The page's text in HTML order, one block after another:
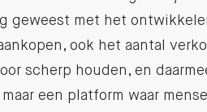
geweest met het
ook het aantal
scherp houden, en
een platform waar